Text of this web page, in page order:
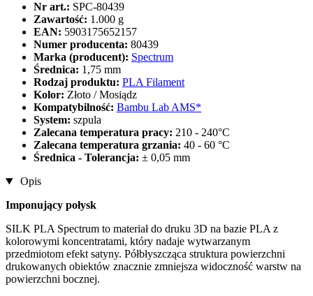
Nr art.: SPC-80439
Zawartość: 1.000 g
EAN: 5903175652157
Numer producenta: 80439
Marka (producent): Spectrum
Średnica: 1,75 mm
Rodzaj produktu: PLA Filament
Kolor: Złoto / Mosiądz
Kompatybilność: Bambu Lab AMS*
System: szpula
Zalecana temperatura pracy: 210 - 240°C
Zalecana temperatura grzania: 40 - 60 °C
Średnica - Tolerancja: ± 0,05 mm
Opis
Imponujący połysk
SILK PLA Spectrum to materiał do druku 3D na bazie PLA z
kolorowymi koncentratami, który nadaje wytwarzanym
przedmiotom efekt satyny. Półbłyszcząca struktura powierzchni
drukowanych obiektów znacznie zmniejsza widoczność warstw na
powierzchni bocznej.